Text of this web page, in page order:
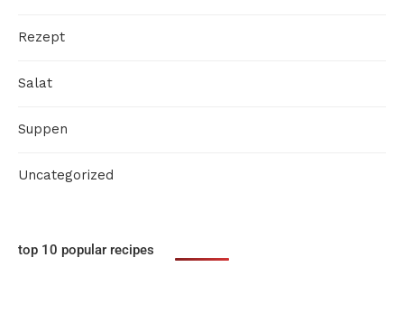
Rezept
Salat
Suppen
Uncategorized
top 10 popular recipes